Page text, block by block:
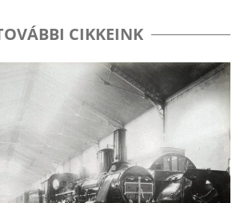
CIKKEINK